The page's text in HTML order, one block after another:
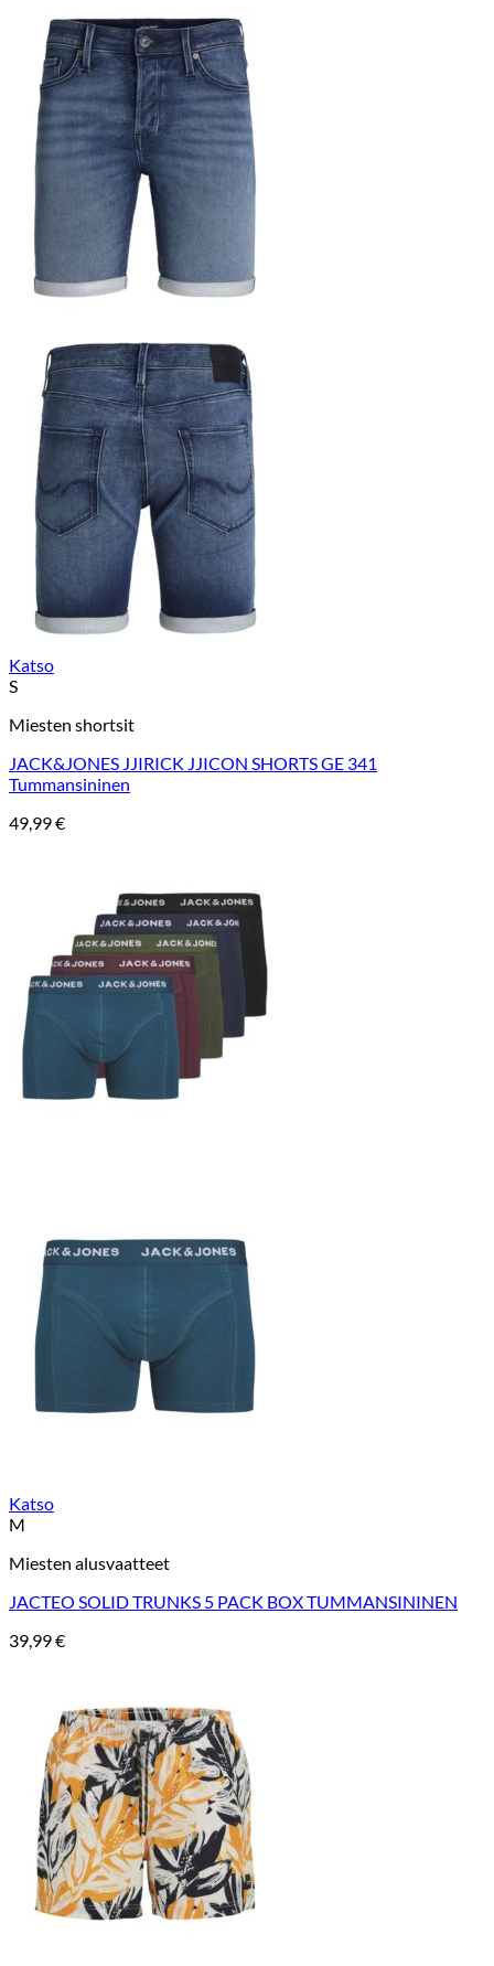
Katso
S
Miesten shortsit
JACK&JONES JJIRICK JJICON SHORTS GE 341
Tummansininen
49,99€
Katso
M
Miesten alusvaatteet
JACTEO SOLID TRUNKS 5 PACK BOX TUMMANSININEN
39,99€